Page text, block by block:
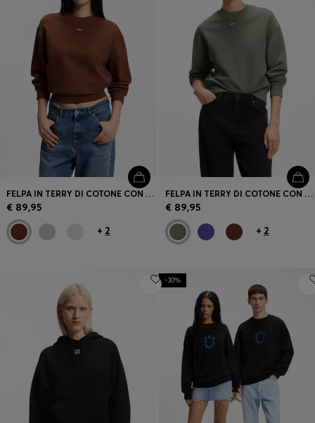
FELPA IN TERRY DI COTONE CON TARGHETTA CON LOGO
€ 89,95
+ 2
FELPA IN TERRY DI COTONE CON TARGHETTA CON LOGO
€ 89,95
+ 2
-30%